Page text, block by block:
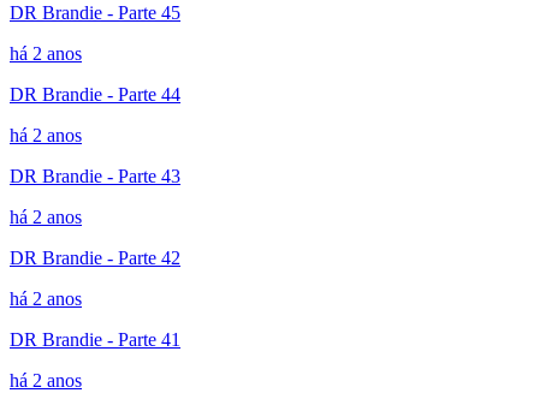
DR Brandie - Parte 45
há 2 anos
DR Brandie - Parte 44
há 2 anos
DR Brandie - Parte 43
há 2 anos
DR Brandie - Parte 42
há 2 anos
DR Brandie - Parte 41
há 2 anos